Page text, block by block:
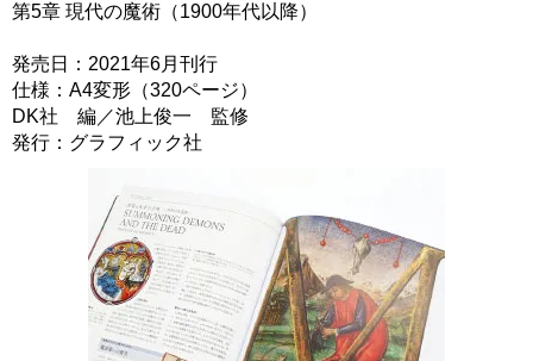
第5章 現代の魔術（1900年代以降）
発売日：2021年6月刊行
仕様：A4変形（320ページ）
DK社 編／池上俊一 監修
発行：グラフィック社